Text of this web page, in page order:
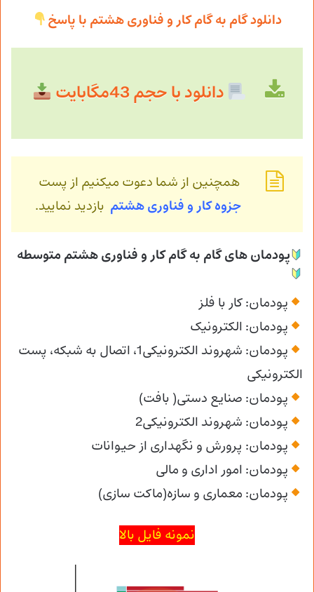
دانلود گام به گام کار و فناوری هشتم با پاسخ
دانلود با حجم 43مگابایت
همچنین از شما دعوت میکنیم از پست
جزوه کار و فناوری هشتم بازدید نمایید.
پودمان های گام به گام کار و فناوری هشتم متوسطه
پودمان: کار با فلز
پودمان: الکترونیک
پودمان: شهروند الکترونیکی1، اتصال به شبکه، پست
الکترونیکی
پودمان: صنایع دستی( بافت)
پودمان: شهروند الکترونیکی2
پودمان: پرورش و نگهداری از حیوانات
پودمان: امور اداری و مالی
پودمان: معماری و سازه(ماکت سازی)
نمونه فایل بالا